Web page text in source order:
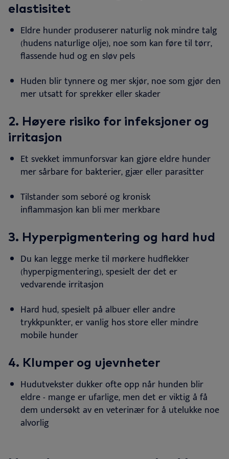
elastisitet
Eldre hunder produserer naturlig nok mindre talg
(hudens naturlige olje), noe som kan føre til tørr,
flassende hud og en sløv pels
Huden blir tynnere og mer skjør, noe som gjør den
mer utsatt for sprekker eller skader
2. Høyere risiko for infeksjoner og
irritasjon
Et svekket immunforsvar kan gjøre eldre hunder
mer sårbare for bakterier, gjær eller parasitter
Tilstander som seboré og kronisk
inflammasjon kan bli mer merkbare
3. Hyperpigmentering og hard hud
Du kan legge merke til mørkere hudflekker
(hyperpigmentering), spesielt der det er
vedvarende irritasjon
Hard hud, spesielt på albuer eller andre
trykkpunkter, er vanlig hos store eller mindre
mobile hunder
4. Klumper og ujevnheter
Hudutvekster dukker ofte opp når hunden blir
eldre - mange er ufarlige, men det er viktig å få
dem undersøkt av en veterinær for å utelukke noe
alvorlig